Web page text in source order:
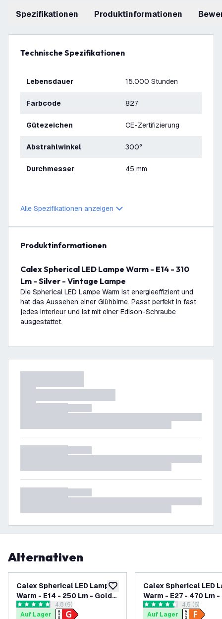
Spezifikationen Produktinformationen
Technische Spezifikationen
Lebensdauer 15.000 Stunden
Farbcode 827
Gütezeichen CE-Zertifizierung
Abstrahlwinkel 300°
Durchmesser 45 mm
Alle Spezifikationen anzeigen
Produktinformationen
Calex Spherical LED Lampe Warm - E14 - 310
Lm - Silver - Vintage Lampe
Die Spherical LED Lampe Warm ist energieeffizient und
hat das Aussehen einer Glühbirne. Passt perfekt in fast
jedes Interieur und ist mit einer Edison-Schraube
ausgestattet.
Alternativen
zur Wunschliste hinzufügen
Calex Spherical LED Lampe
Warm - E14 - 250 Lm - Gold
Finish - Vintage Lampe
Bewertungsbereich öffnen
4.8 Bewertungssterne
4.8 (9)
Auf Lager
Calex Spherical LED
Warm - E27 - 470 Lm
- Vintage Lampe
4.5 Bewertungssterne
4.5 (6)
Auf Lager